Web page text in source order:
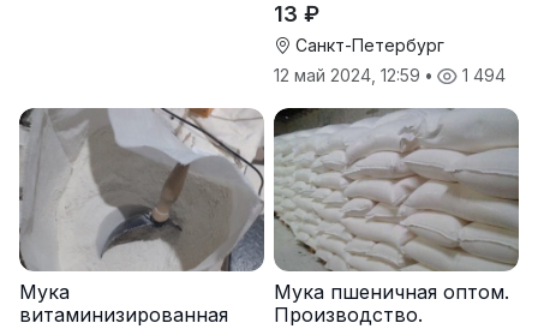
13 ₽
Санкт-Петербург
12 май 2024, 12:59 • 1 494
Мука
витаминизированная
Мука пшеничная оптом.
Производство.